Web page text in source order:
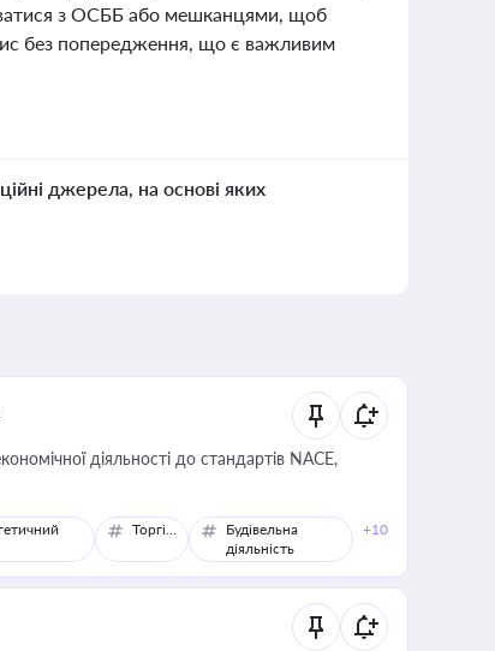
з ОСББ або мешканцями, щоб
без попередження, що є важливим
джерела, на основі яких
діяльності до стандартів NACE,
Торгівля
Будівельна
діяльність
+10